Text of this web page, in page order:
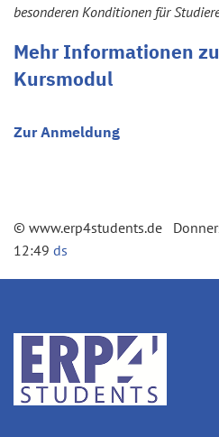
besonderen Konditionen für
Mehr Informationen
Kursmodul
Zur Anmeldung
© www.erp4students.de
12:49 ds